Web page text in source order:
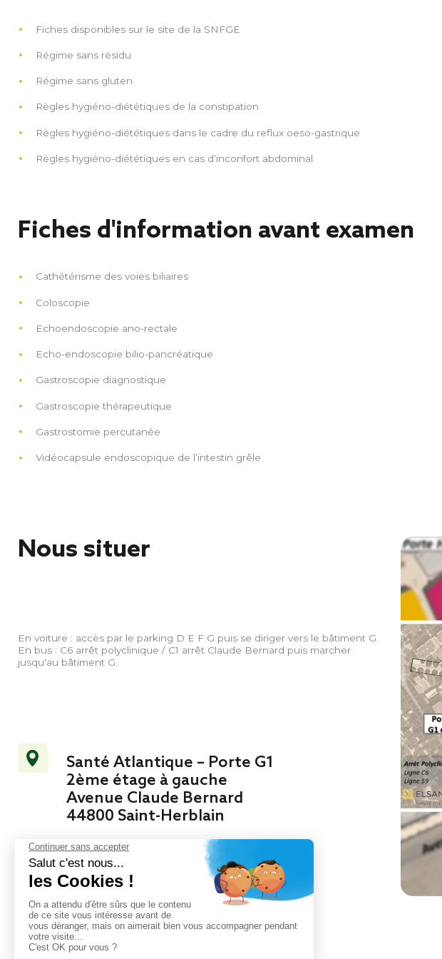
Fiches disponibles sur le site de la SNFGE
Régime sans résidu
Régime sans gluten
Règles hygiéno-diététiques de la constipation
Règles hygiéno-diététiques dans le cadre du reflux oeso-gastrique
Règles hygiéno-diététiques en cas d’inconfort abdominal
Fiches d'information avant examen
Cathétérisme des voies biliaires
Coloscopie
Echoendoscopie ano-rectale
Echo-endoscopie bilio-pancréatique
Gastroscopie diagnostique
Gastroscopie thérapeutique
Gastrostomie percutanée
Vidéocapsule endoscopique de l’intestin grêle
Nous situer
En voiture : accès par le parking D E F G puis se diriger vers le bâtiment G.
En bus : C6 arrêt polyclinique / C1 arrêt Claude Bernard puis marcher
jusqu'au bâtiment G.
Santé Atlantique – Porte G1
2ème étage à gauche
Avenue Claude Bernard
44800 Saint-Herblain
02 51 72 46 26